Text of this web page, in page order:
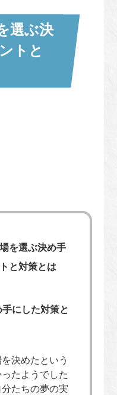
選ぶ決
トと
を選ぶ決め手
と対策とは
にした対策と
決めたという
たようでした
たちの夢の実